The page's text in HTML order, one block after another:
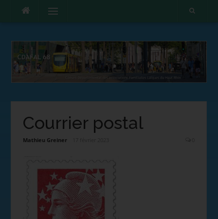
Menu
Courrier postal
Mathieu Greiner